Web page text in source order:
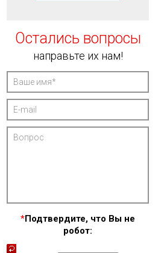
Остались вопросы
направьте их нам!
*Подтвердите, что Вы не
робот: